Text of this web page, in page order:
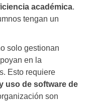
académica.
tengan un
solo gestionan
en la
Esto requiere
uso de software de
son